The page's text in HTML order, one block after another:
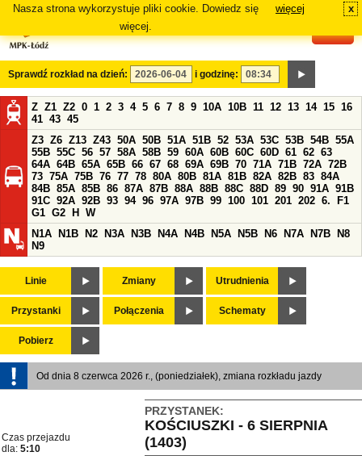
Nasza strona wykorzystuje pliki cookie. Dowiedz się
więcej.
więcej x
Sprawdź rozkład na dzień: i godzinę:
Z Z1 Z2 0 1 2 3 4 5 6 7 8 9 10A 10B 11 12 13 14 15 16
41 43 45
Z3 Z6 Z13 Z43 50A 50B 51A 51B 52 53A 53C 53B 54B 55A
55B 55C 56 57 58A 58B 59 60A 60B 60C 60D 61 62 63
64A 64B 65A 65B 66 67 68 69A 69B 70 71A 71B 72A 72B
73 75A 75B 76 77 78 80A 80B 81A 81B 82A 82B 83 84A
84B 85A 85B 86 87A 87B 88A 88B 88C 88D 89 90 91A 91B
91C 92A 92B 93 94 96 97A 97B 99 100 101 201 202 6.
F1
G1 G2 H
W
N1A
N1B N2 N3A N3B N4A N4B N5A N5B N6 N7A N7B
N8
N9
Linie Zmiany Utrudnienia
Przystanki Połączenia Schematy
Pobierz
Od dnia 8 czerwca 2026 r., (poniedziałek), zmiana rozkładu jazdy
PRZYSTANEK:
KOŚCIUSZKI - 6 SIERPNIA
(1403)
Czas przejazdu
dla: 5:10